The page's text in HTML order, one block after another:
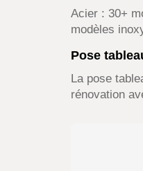
Acier : 30+
modèles
Pose
La pose
rénovation